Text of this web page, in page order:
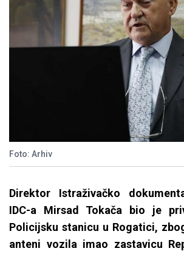
Foto: Arhiv
Direktor Istraživačko
IDC-a Mirsad Tokača bio je
Policijsku stanicu u Rogatici,
anteni vozila imao zastavicu